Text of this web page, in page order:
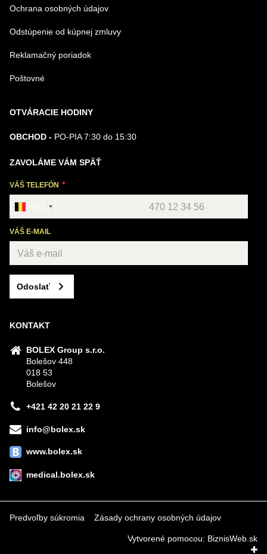
Ochrana osobných údajov
Odstúpenie od kúpnej zmluvy
Reklamačný poriadok
Poštovné
OTVÁRACIE HODINY
OBCHOD - PO-PIA 7:30 do 15:30
ZAVOLÁME VÁM SPÄŤ
VÁŠ TELEFÓN
VÁŠ E-MAIL
Odoslať
KONTAKT
BOLEX Group s.r.o.
Bolešov 448
018 53
Bolešov
+421 42 20 21 22 9
info@bolex.sk
www.bolex.sk
medical.bolex.sk
Predvoľby súkromia Zásady ochrany osobných údajov
Vytvorené pomocou: BiznisWeb.sk